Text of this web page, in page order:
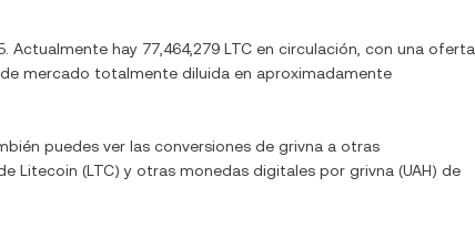
. Actualmente hay 77,464,279 LTC en circulación, con una oferta
mercado totalmente diluida en aproximadamente
puedes ver las conversiones de grivna a otras
Litecoin (LTC) y otras monedas digitales por grivna (UAH) de